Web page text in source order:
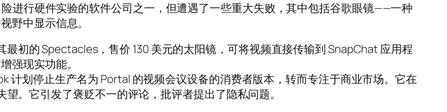
进行硬件实验的软件公司之一，但遭遇了一些重大失败，其中包括谷歌眼镜——一种
野中显示信息。
最初的 Spectacles，售价 130 美元的太阳镜，可将视频直接传输到 SnapChat 应用程
强现实功能。
计划停止生产名为 Portal 的视频会议设备的消费者版本，转而专注于商业市场。它在
望。它引发了褒贬不一的评论，批评者提出了隐私问题。